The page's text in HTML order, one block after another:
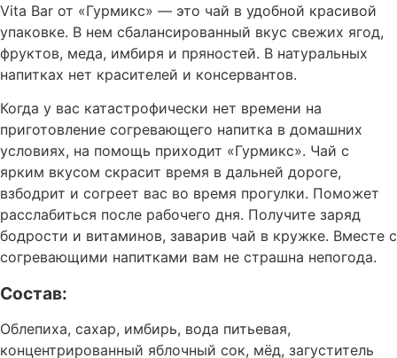
Vita Bar от «Гурмикс» — это чай в удобной красивой
упаковке. В нем сбалансированный вкус свежих ягод,
фруктов, меда, имбиря и пряностей. В натуральных
напитках нет красителей и консервантов.
Когда у вас катастрофически нет времени на
приготовление согревающего напитка в домашних
условиях, на помощь приходит «Гурмикс». Чай с
ярким вкусом скрасит время в дальней дороге,
взбодрит и согреет вас во время прогулки. Поможет
расслабиться после рабочего дня. Получите заряд
бодрости и витаминов, заварив чай в кружке. Вместе с
согревающими напитками вам не страшна непогода.
Состав:
Облепиха, сахар, имбирь, вода питьевая,
концентрированный яблочный сок, мёд, загуститель